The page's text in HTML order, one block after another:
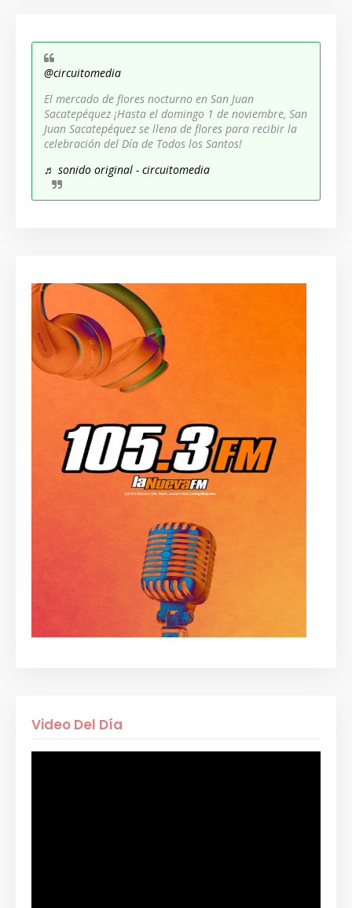
@circuitomedia
El mercado de flores nocturno en San Juan
Sacatepéquez ¡Hasta el domingo 1 de noviembre, San
Juan Sacatepéquez se llena de flores para recibir la
celebración del Día de Todos los Santos!
♬ sonido original - circuitomedia
Video Del Día